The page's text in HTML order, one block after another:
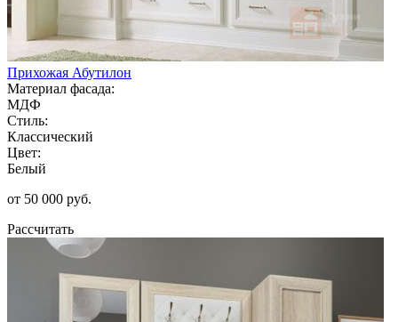
Прихожая Абутилон
Материал фасада:
МДФ
Стиль:
Классический
Цвет:
Белый
от 50 000 руб.
Рассчитать